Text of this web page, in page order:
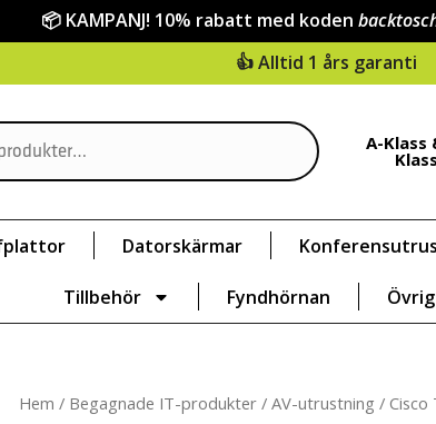
📦 KAMPANJ! 10% rabatt med koden
👍 Alltid 1 års garanti
A-Klass
Klass
Datorskärmar
Tillbehör Fyndhörnan
Hem / Begagnade IT-produkter / AV-utrustning / Cisco